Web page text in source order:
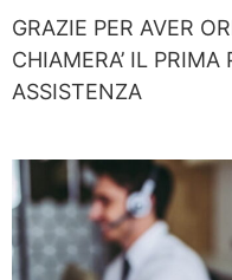
GRAZIE PER AVER
CHIAMERA’ IL PRIMA
ASSISTENZA